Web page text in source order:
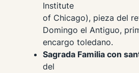
Institute
of Chicago), pieza del
Domingo el Antiguo,
encargo toledano.
Sagrada Familia con
del